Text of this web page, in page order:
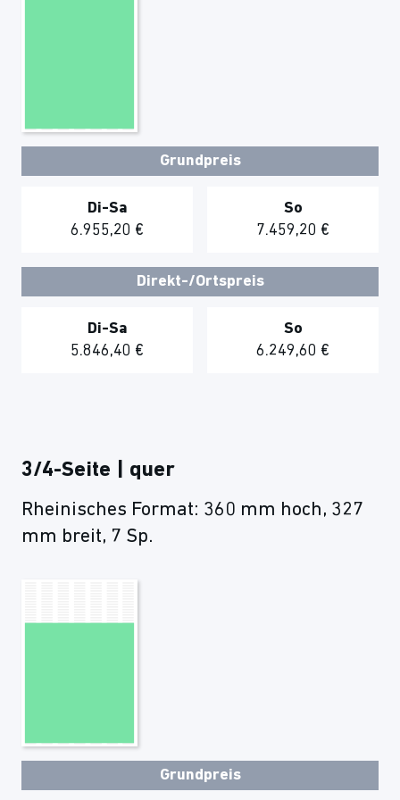
Grundpreis
Di-Sa
6.955,20 €
So
7.459,20 €
Direkt-/Ortspreis
Di-Sa
5.846,40 €
So
6.249,60 €
3/4-Seite | quer
Rheinisches Format: 360 mm hoch, 327
mm breit, 7 Sp.
Grundpreis